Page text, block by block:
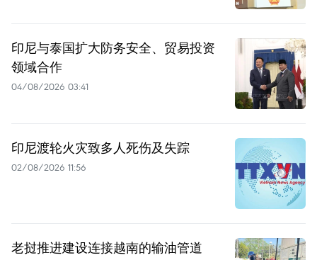
印尼与泰国扩大防务安全、贸易投资
领域合作
04/08/2026 03:41
印尼渡轮火灾致多人死伤及失踪
02/08/2026 11:56
老挝推进建设连接越南的输油管道